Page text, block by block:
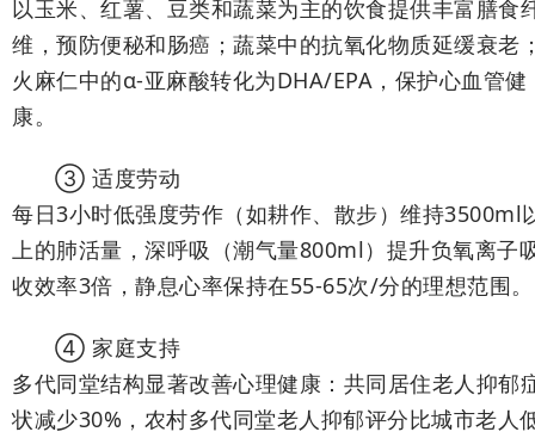
以玉米、红薯、豆类和蔬菜为主的饮食提供丰富膳食
维，预防便秘和肠癌；蔬菜中的抗氧化物质延缓衰老
火麻仁中的α-亚麻酸转化为DHA/EPA，保护心血管健
康。
③ 适度劳动
每日3小时低强度劳作（如耕作、散步）维持3500ml
上的肺活量，深呼吸（潮气量800ml）提升负氧离子
收效率3倍，静息心率保持在55-65次/分的理想范围。
④ 家庭支持
多代同堂结构显著改善心理健康：共同居住老人抑郁
状减少30%，农村多代同堂老人抑郁评分比城市老人